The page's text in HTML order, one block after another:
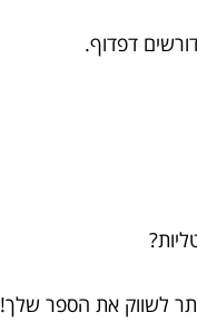
דפדוף.
לשווק את הספר שלך!